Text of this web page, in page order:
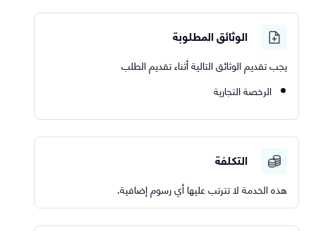
الوثائق المطلوبة
يجب تقديم الوثائق التالية أثناء تقديم الطلب
الرخصة التجارية
التكلفة
هذه الخدمة لا تترتب عليها أي رسوم إضافية.